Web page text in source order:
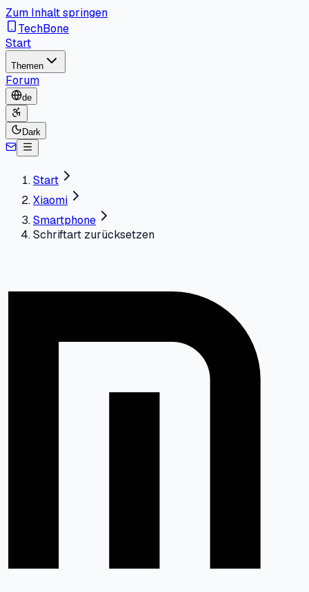
Zum Inhalt springen
TechBone
Start
Themen
Forum
de
Dark
Start
Xiaomi
Smartphone
Schriftart zurücksetzen